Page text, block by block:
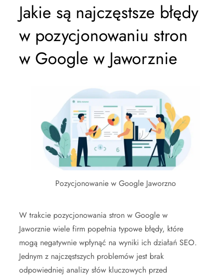
Jakie są najczęstsze błędy
w pozycjonowaniu stron
w Google w Jaworznie
Pozycjonowanie w Google Jaworzno
W trakcie pozycjonowania stron w Google w
Jaworznie wiele firm popełnia typowe błędy, które
mogą negatywnie wpłynąć na wyniki ich działań SEO.
Jednym z najczęstszych problemów jest brak
odpowiedniej analizy słów kluczowych przed